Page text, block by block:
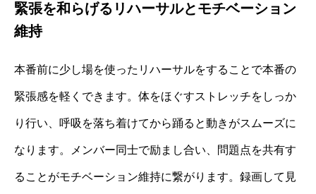
緊張を和らげるリハーサルとモチベーション
維持
本番前に少し場を使ったリハーサルをすることで本番の
緊張感を軽くできます。体をほぐすストレッチをしっか
り行い、呼吸を落ち着けてから踊ると動きがスムーズに
なります。メンバー同士で励まし合い、問題点を共有す
ることがモチベーション維持に繋がります。録画して見